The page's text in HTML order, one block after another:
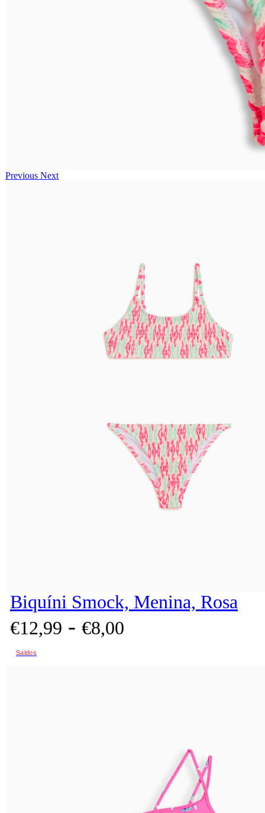
Previous Next
Biquíni Smock, Menina, Rosa
€12,99 - €8,00
Saldos